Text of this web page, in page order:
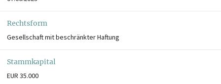
Rechtsform
Gesellschaft mit beschränkter Haftung
Stammkapital
EUR 35.000